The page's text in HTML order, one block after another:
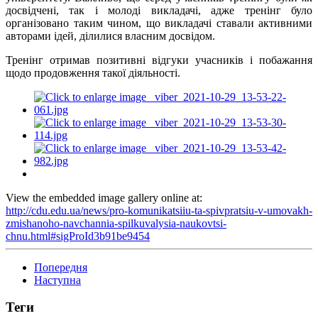
досвідчені, так і молоді викладачі, адже тренінг було
організовано таким чином, що викладачі ставали активними
авторами ідей, ділилися власним досвідом.
Тренінг отримав позитивні відгуки учасників і побажання
щодо продовження такої діяльності.
View the embedded image gallery online at:
http://cdu.edu.ua/news/pro-komunikatsiiu-ta-spivpratsiu-v-umovakh-
zmishanoho-navchannia-spilkuvalysia-naukovtsi-
chnu.html#sigProId3b91be9454
Попередня
Наступна
Теги